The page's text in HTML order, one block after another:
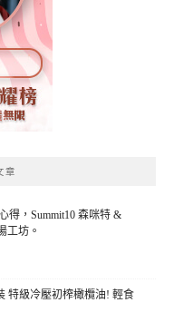
章
得，Summit10 森咪特 &
工坊。
特級冷壓初榨橄欖油! 輕食